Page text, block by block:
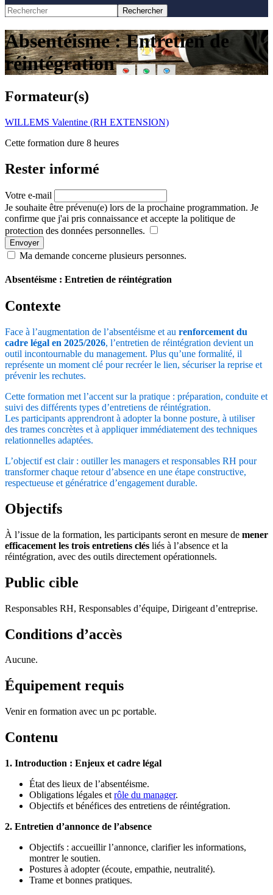
Absentéisme : Entretien de
réintégration
Formateur(s)
WILLEMS Valentine (RH EXTENSION)
Cette formation dure 8 heures
Rester informé
Votre e-mail
Je souhaite être prévenu(e) lors de la prochaine programmation. Je
confirme que j'ai pris connaissance et accepte la politique de
protection des données personnelles.
Envoyer
Ma demande concerne plusieurs personnes.
Absentéisme : Entretien de réintégration
Contexte
Face à l’augmentation de l’absentéisme et au renforcement du
cadre légal en 2025/2026, l’entretien de réintégration devient un
outil incontournable du management. Plus qu’une formalité, il
représente un moment clé pour recréer le lien, sécuriser la reprise et
prévenir les rechutes.
Cette formation met l’accent sur la pratique : préparation, conduite et
suivi des différents types d’entretiens de réintégration.
Les participants apprendront à adopter la bonne posture, à utiliser
des trames concrètes et à appliquer immédiatement des techniques
relationnelles adaptées.
L’objectif est clair : outiller les managers et responsables RH pour
transformer chaque retour d’absence en une étape constructive,
respectueuse et génératrice d’engagement durable.
Objectifs
À l’issue de la formation, les participants seront en mesure de mener
efficacement les trois entretiens clés liés à l’absence et la
réintégration, avec des outils directement opérationnels.
Public cible
Responsables RH, Responsables d’équipe, Dirigeant d’entreprise.
Conditions d’accès
Aucune.
Équipement requis
Venir en formation avec un pc portable.
Contenu
1. Introduction : Enjeux et cadre légal
État des lieux de l’absentéisme.
Obligations légales et rôle du manager.
Objectifs et bénéfices des entretiens de réintégration.
2. Entretien d’annonce de l’absence
Objectifs : accueillir l’annonce, clarifier les informations,
montrer le soutien.
Postures à adopter (écoute, empathie, neutralité).
Trame et bonnes pratiques.